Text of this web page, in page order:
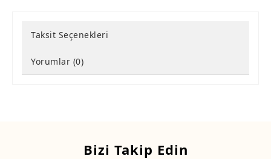
Taksit Seçenekleri
Yorumlar (0)
Bizi Takip Edin